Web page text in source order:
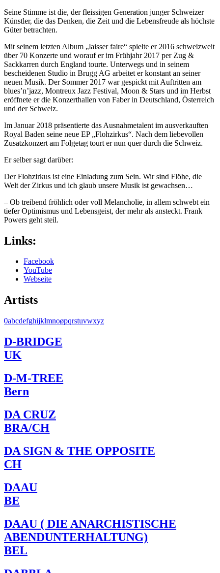
Seine Stimme ist die, der fleissigen Generation junger Schweizer
Künstler, die das Denken, die Zeit und die Lebensfreude als höchste
Güter betrachten.
Mit seinem letzten Album „laisser faire“ spielte er 2016 schweizweit
über 70 Konzerte und worauf er im Frühjahr 2017 per Zug &
Sackkarren durch England tourte. Unterwegs und in seinem
bescheidenen Studio in Brugg AG arbeitet er konstant an seiner
neuen Musik. Der Sommer 2017 war gespickt mit Auftritten am
blues’n’jazz, Montreux Jazz Festival, Moon & Stars und im Herbst
eröffnete er die Konzerthallen von Faber in Deutschland, Österreich
und der Schweiz.
Im Januar 2018 präsentierte das Ausnahmetalent im ausverkauften
Royal Baden seine neue EP „Flohzirkus“. Nach dem liebevollen
Zusatzkonzert am Folgetag tourt er nun quer durch die Schweiz.
Er selber sagt darüber:
Der Flohzirkus ist eine Einladung zum Sein. Wir sind Flöhe, die
Welt der Zirkus und ich glaub unsere Musik ist gewachsen…
– Ob treibend fröhlich oder voll Melancholie, in allem schwebt ein
tiefer Optimismus und Lebensgeist, der mehr als ansteckt. Frank
Powers geht steil.
Links:
Facebook
YouTube
Webseite
Artists
0abcdefghijklmnoøpqrstuvwxyz
D-BRIDGE
UK
D-M-TREE
Bern
DA CRUZ
BRA/CH
DA SIGN & THE OPPOSITE
CH
DAAU
BE
DAAU ( DIE ANARCHISTISCHE
ABENDUNTERHALTUNG)
BEL